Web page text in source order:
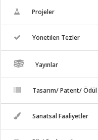
Projeler
Yönetilen Tezler
Yayınlar
Tasarım/ Patent/ Ödül
Sanatsal Faaliyetler